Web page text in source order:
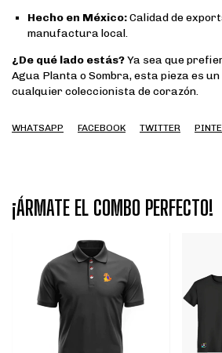
Hecho en México:Calidad de
manufactura local.
¿De qué lado estás?Ya sea que
Agua Planta o Sombra, esta pieza es
cualquier coleccionista de corazón.
WHATSAPP FACEBOOK TWITTER
¡ÁRMATE EL COMBO PERFECTO!